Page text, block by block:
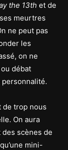
the 13th et de
meurtres
ne peut pas
les
on ne
débat
de trop nous
On aura
scènes de
mini-